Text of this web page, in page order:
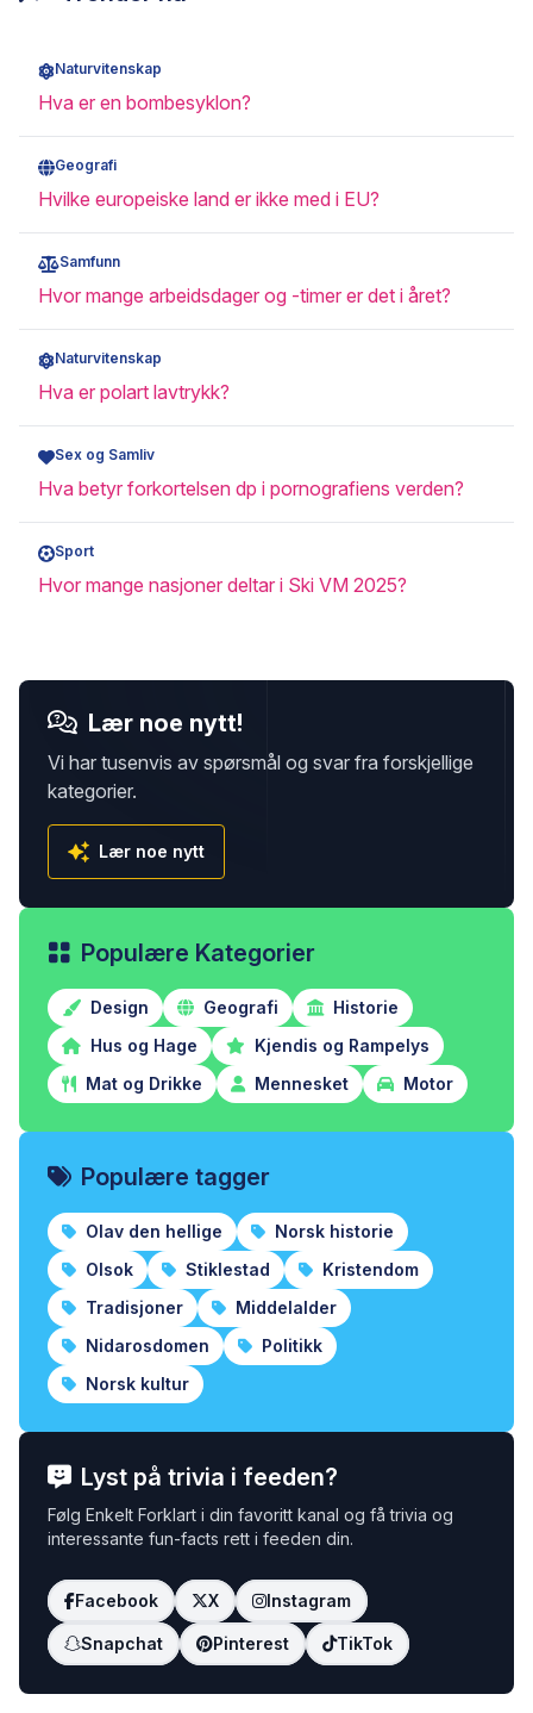
Naturvitenskap
Hva er en bombesyklon?
Geografi
Hvilke europeiske land er ikke med i EU?
Samfunn
Hvor mange arbeidsdager og -timer er det i året?
Naturvitenskap
Hva er polart lavtrykk?
Sex og Samliv
Hva betyr forkortelsen dp i pornografiens verden?
Sport
Hvor mange nasjoner deltar i Ski VM 2025?
Lær noe nytt!
Vi har tusenvis av spørsmål og svar fra forskjellige
kategorier.
Lær noe nytt
Populære Kategorier
Design Geografi
Historie
Hus og Hage
Kjendis og Rampelys
Mat og Drikke
Mennesket Motor
Populære tagger
Olav den hellige
Norsk historie
Olsok
Stiklestad
Kristendom
Tradisjoner
Middelalder
Nidarosdomen
Politikk
Norsk kultur
Lyst på trivia i feeden?
Følg Enkelt Forklart i din favoritt kanal og få trivia og
interessante fun-facts rett i feeden din.
Facebook X Instagram
Snapchat Pinterest TikTok